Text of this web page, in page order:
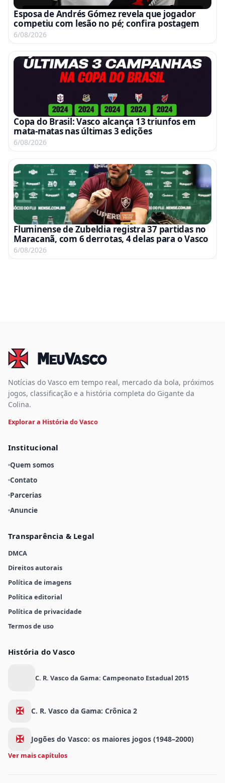
Esposa de Andrés Gómez revela que jogador
competiu com lesão no pé; confira postagem
6/08/2026
Copa do Brasil: Vasco alcança 13 triunfos em
mata-matas nas últimas 3 edições
6/08/2026
Fluminense de Zubeldia registra 37 partidas no
Maracanã, com 6 derrotas, 4 delas para o Vasco
6/08/2026
Notícias do Vasco em tempo real, mercado da bola, próximos
jogos, classificação e a história completa do Gigante da
Colina.
Explorar a História do Vasco
Institucional
Quem somos
Contato
Parcerias
Anuncie
Transparência & Legal
DMCA
Direitos autorais
Política de imagens
Política editorial
Política de privacidade
Termos de uso
História do Vasco
C. R. Vasco da Gama: Campeonato Estadual 2015
✠ C. R. Vasco da Gama: Crônica 2
✠ Jogões do Vasco: os maiores jogos (1948–2000)
Ver mais capítulos